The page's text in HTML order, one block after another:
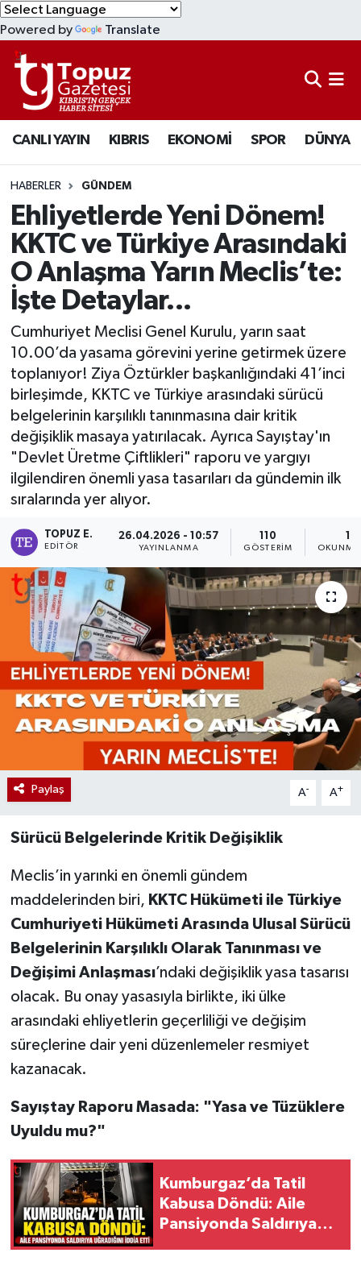
Powered by Translate
CANLI YAYIN KIBRIS EKONOMİ SPOR DÜNYA
HABERLER GÜNDEM
Ehliyetlerde Yeni Dönem!
KKTC ve Türkiye Arasındaki
O Anlaşma Yarın Meclis’te:
İşte Detaylar...
Cumhuriyet Meclisi Genel Kurulu, yarın saat
10.00’da yasama görevini yerine getirmek üzere
toplanıyor! Ziya Öztürkler başkanlığındaki 41’inci
birleşimde, KKTC ve Türkiye arasındaki sürücü
belgelerinin karşılıklı tanınmasına dair kritik
değişiklik masaya yatırılacak. Ayrıca Sayıştay'ın
"Devlet Üretme Çiftlikleri" raporu ve yargıyı
ilgilendiren önemli yasa tasarıları da gündemin ilk
sıralarında yer alıyor.
TOPUZ E.
EDITÖR
26.04.2026 - 10:57
YAYINLANMA
110
GÖSTERIM OKUNMA
Paylaş A- A+
Sürücü Belgelerinde Kritik Değişiklik
Meclis’in yarınki en önemli gündem
maddelerinden biri, KKTC Hükümeti ile Türkiye
Cumhuriyeti Hükümeti Arasında Ulusal Sürücü
Belgelerinin Karşılıklı Olarak Tanınması ve
Değişimi Anlaşması’ndaki değişiklik yasa tasarısı
olacak. Bu onay yasasıyla birlikte, iki ülke
arasındaki ehliyetlerin geçerliliği ve değişim
süreçlerine dair yeni düzenlemeler resmiyet
kazanacak.
Sayıştay Raporu Masada: "Yasa ve Tüzüklere
Uyuldu mu?"
Kumburgaz’da Tatil
Kabusa Döndü: Aile
Pansiyonda Saldırıya
KIBRIS
DÜNYA
EKONOMİ
MAGAZİN
SAĞLIK
SPOR
TEKNOLOJİ
TÜRKİYE
Lefkoşa Nöbetçi Eczaneler
Lefkoşa Hava Durumu
Lefkoşa Trafik Yoğunluk Haritası
Süper Lig Puan Durumu ve Fikstür
Tüm Manşetler
Son Dakika Haberleri
Haber Arşivi